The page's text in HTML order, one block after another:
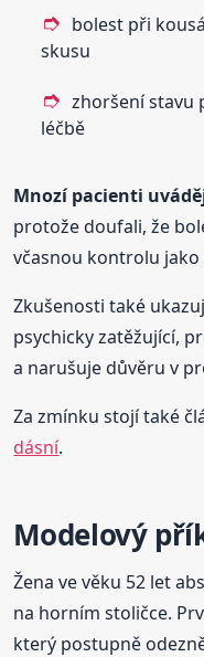
bolest při
skusu
zhoršení stavu
léčbě
Mnozí pacienti
protože doufali, že
včasnou kontrolu jako
Zkušenosti také
psychicky zatěžující,
a narušuje důvěru v
Za zmínku stojí také
dásní.
Modelový
Žena ve věku 52 let
na horním stoličce.
který postupně